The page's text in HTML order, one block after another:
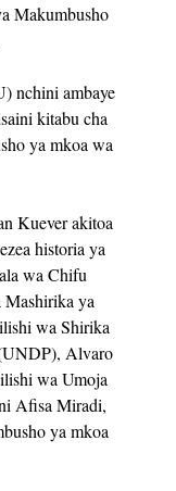
Makumbusho
nchini ambaye
kitabu cha
ya mkoa wa
Kuever akitoa
historia ya
wa Chifu
ya
wa Shirika
Alvaro
wa Umoja
Afisa Miradi,
ya mkoa